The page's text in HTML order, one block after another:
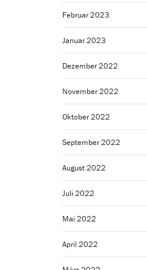
Februar 2023
Januar 2023
Dezember 2022
November 2022
Oktober 2022
September 2022
August 2022
Juli 2022
Mai 2022
April 2022